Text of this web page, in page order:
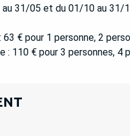
31/05 et du 01/10 au 31/
€ pour 1 personne, 2
: 110 € pour 3 personnes, 4